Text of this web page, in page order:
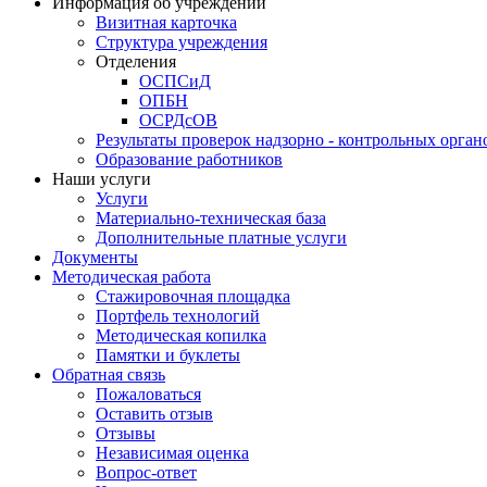
Визитная карточка
Структура учреждения
Отделения
ОСПСиД
ОПБН
ОСРДсОВ
Результаты проверок надзорно - контрольных
Образование работников
Наши услуги
Услуги
Материально-техническая база
Дополнительные платные услуги
Документы
Методическая работа
Стажировочная площадка
Портфель технологий
Методическая копилка
Памятки и буклеты
Обратная связь
Пожаловаться
Оставить отзыв
Отзывы
Независимая оценка
Вопрос-ответ